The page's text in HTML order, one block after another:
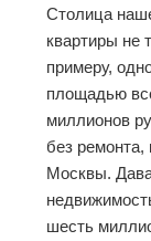
Столица
квартиры не
примеру,
площадью
миллионов
без ремонта,
Москвы.
шесть